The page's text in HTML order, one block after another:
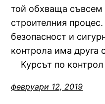
той обхваща съвсем
строителния
безопасност и
контрола има друга
Курсът по
февруари 12, 2019